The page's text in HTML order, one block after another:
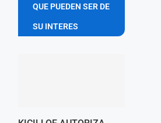
QUE PUEDEN SER DE
SU INTERES